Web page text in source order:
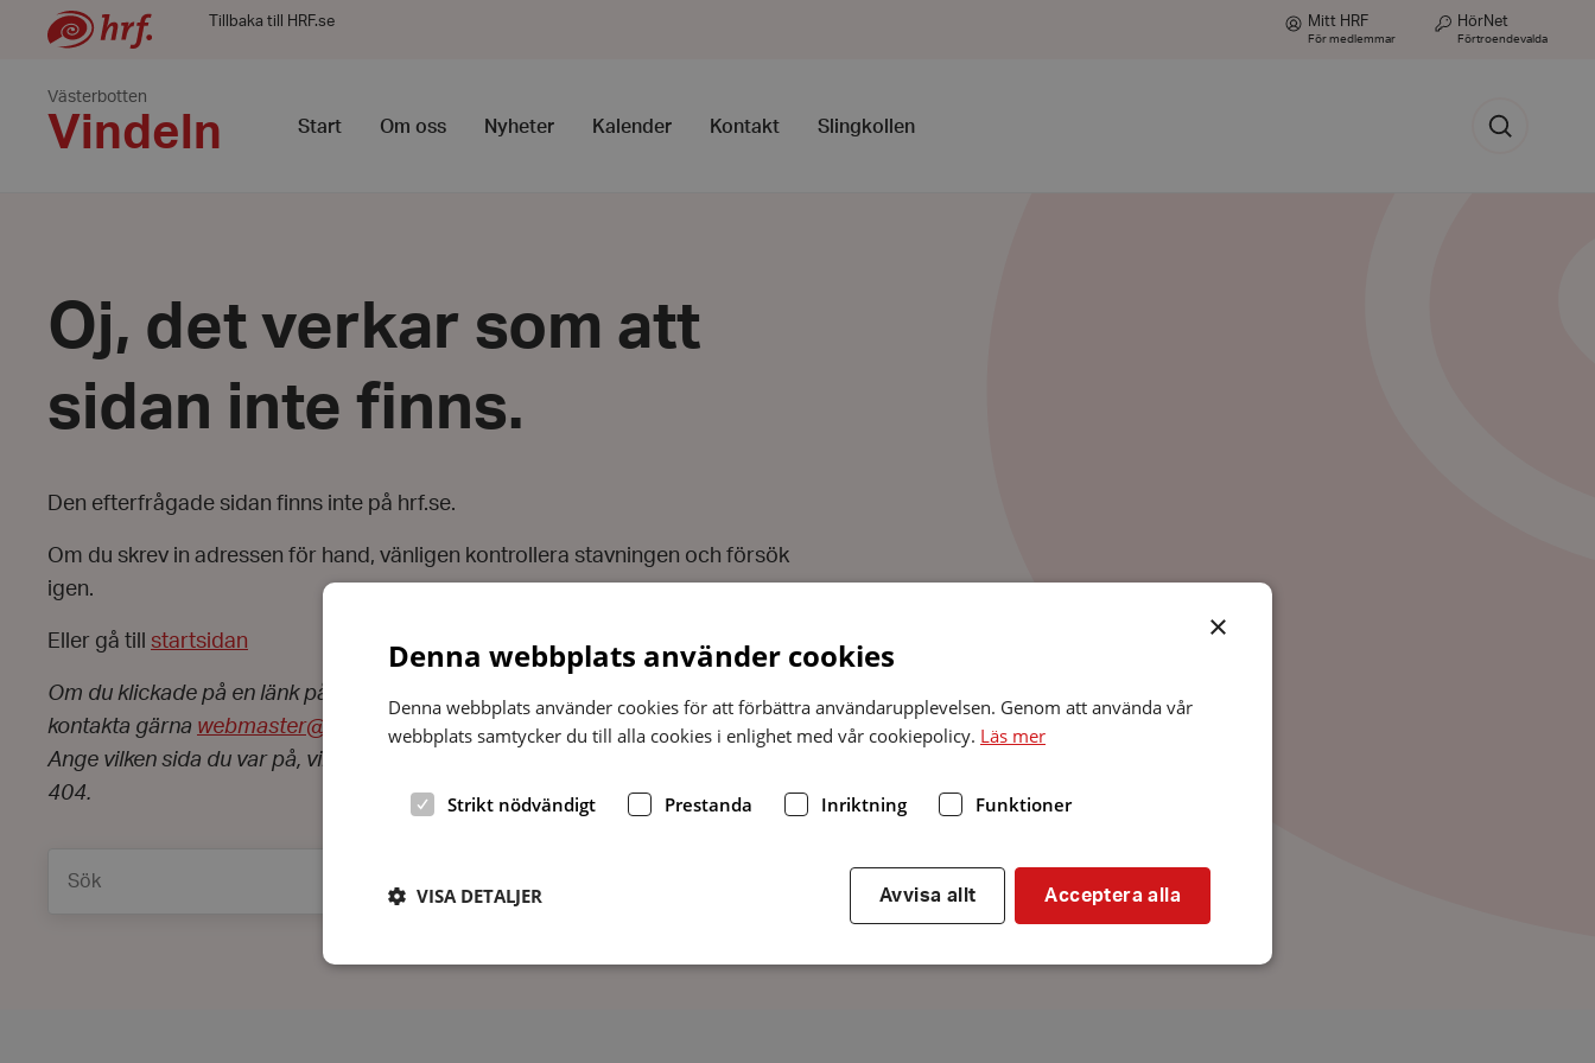
Tillbaka till HRF.se Mitt HRF
För medlemmar
HörNet
Förtroendevalda
Västerbotten
Vindeln Start Om oss Nyheter Kalender Kontakt Slingkollen
Sök
Oj, det verkar som att
sidan inte finns.
Den efterfrågade sidan finns inte på hrf.se.
Om du skrev in adressen för hand, vänligen kontrollera stavningen och försök
igen.
Eller gå till startsidan
Om du klickade på en länk på webbplatsen och fick upp den här sidan,
kontakta gärna webmaster@hrf.se
Ange vilken sida du var på, vilken länk du klickade på och att du fick felkoden
404.
×
Denna webbplats använder cookies
Denna webbplats använder cookies för att förbättra användarupplevelsen. Genom att använda vår
webbplats samtycker du till alla cookies i enlighet med vår cookiepolicy. Läs mer
Strikt nödvändigt Prestanda Inriktning Funktioner
Acceptera alla
Avvisa allt
VISA DETALJER